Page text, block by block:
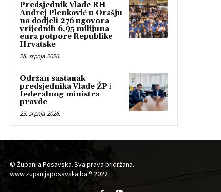
Predsjednik Vlade RH
Andrej Plenković u Orašju
na dodjeli 276 ugovora
vrijednih 6,95 milijuna
eura potpore Republike
Hrvatske
28. srpnja 2026.
Održan sastanak
predsjednika Vlade ŽP i
federalnog ministra
pravde
23. srpnja 2026.
© Županija Posavska. Sva prava pridržana.
www.zupanijaposavska.ba ® 2022